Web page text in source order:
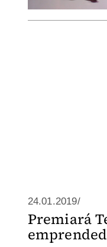
24.01.2019/
Premiará